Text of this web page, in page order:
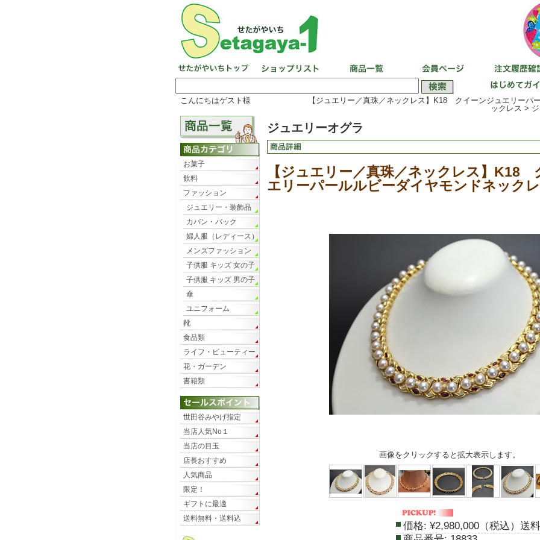
こんにちはゲスト様
【ジュエリー／真珠／ネックレス】K18 クイーンジュエリーパ
ックレス >
ジュエリーオグラ
【ジュエリー／真珠／ネックレス】K18
エリーパールルビーダイヤモンドネック
画像をクリックすると拡大表示します。
価格: ¥2,980,000（税込）送
お菓子
飲料
ファッション
ジュエリー・装飾品
カバン・バック
婦人服（レディース）
メンズファッション
子供服 キッズ 女の子
子供服 キッズ 男の子
傘
ユニフォーム
靴
食品類
ライフ・ビューティー
花・ガーデン
書籍類
世田谷みやげ指定
当店人気No１
当店の目玉
店長おすすめ
人気商品
限定！
ギフトに最適
送料無料・送料込